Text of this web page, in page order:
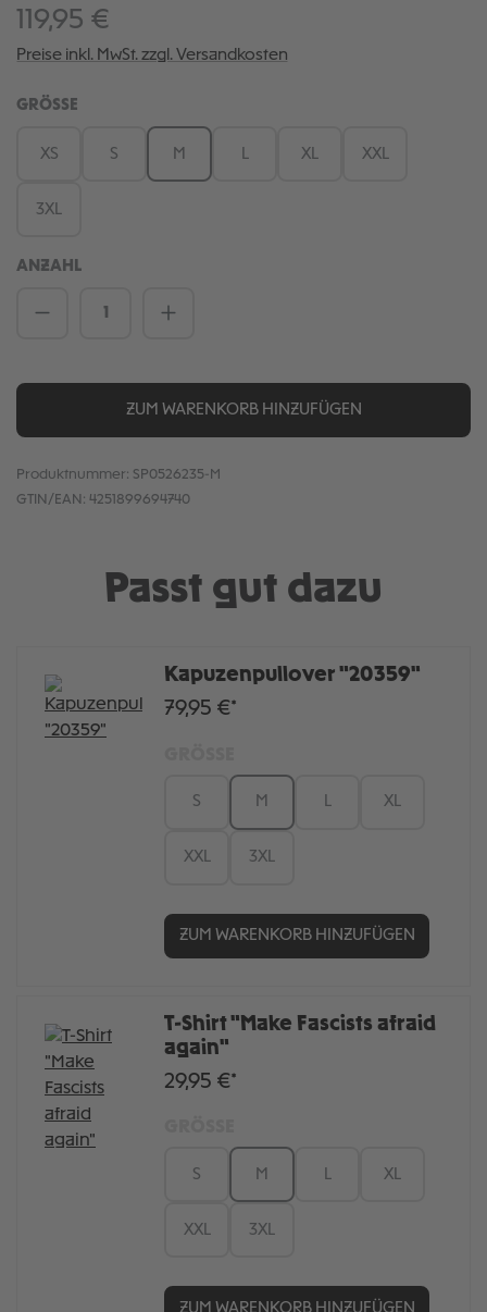
119,95 €
Preise inkl. MwSt. zzgl. Versandkosten
GRÖSSE
XS S M XL XXL
3XL
ANZAHL
Produkt Anzahl: Gib den gewünschten
ZUM WARENKORB HINZUFÜGEN
Produktnummer: SP0526235-M
GTIN/EAN: 4251899694740
Passt gut dazu
Kapuzenpullover "20359"
79,95 €*
S M L XL
XXL 3XL
ZUM WARENKORB HINZUFÜGEN
T-Shirt "Make Fascists afraid
again"
29,95 €*
S M XL
XXL 3XL
ZUM WARENKORB HINZUFÜGEN